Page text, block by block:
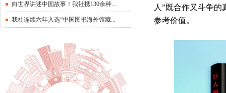
向世界讲述中国故事！我社携130余种...
我社连续六年入选“中国图书海外馆藏...
人”既合作又斗争
参考价值。